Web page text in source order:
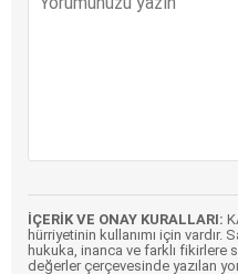
İÇERİK VE ONAY KURALLARI:
hürriyetinin kullanımı için vardır.
hukuka, inanca ve farklı fikirlere
değerler çerçevesinde yazılan